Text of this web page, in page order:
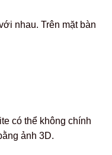
nhau. Trên mặt bàn
có thể không chính
ảnh 3D.